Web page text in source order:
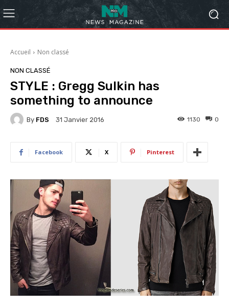
Accueil Non classé
NON CLASSÉ
STYLE : Gregg Sulkin has
something to announce
By FDS 31 Janvier 2016 0
1130
Facebook X Pinterest